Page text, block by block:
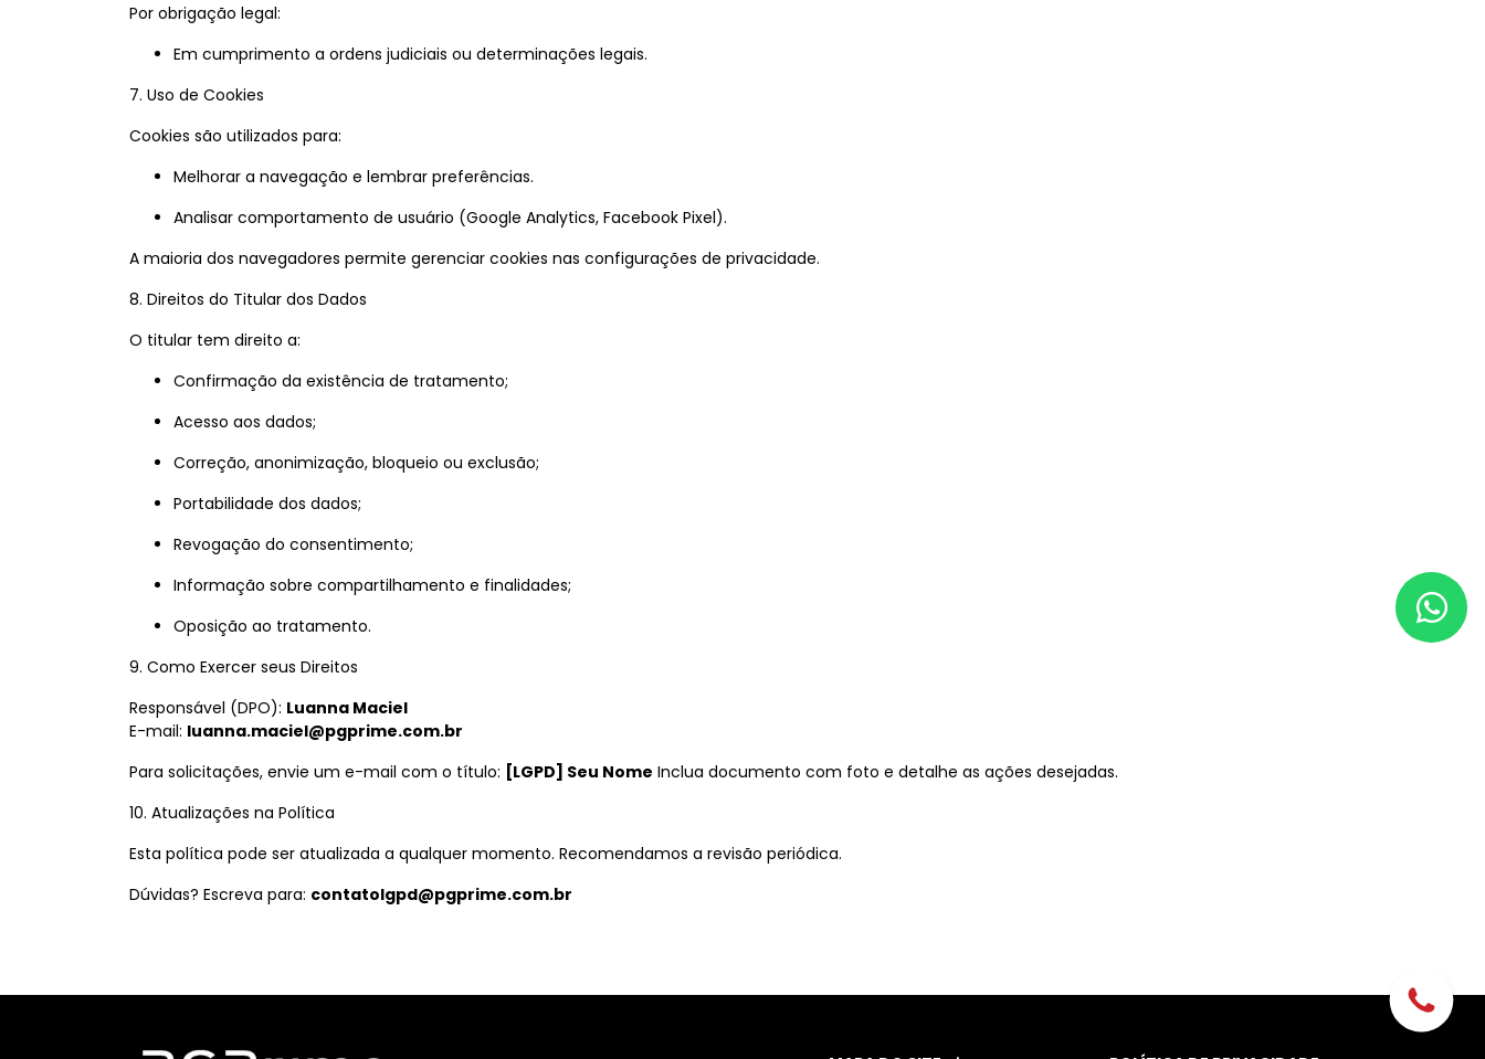
Por obrigação legal:
Em cumprimento a ordens judiciais ou determinações legais.
7. Uso de Cookies
Cookies são utilizados para:
Melhorar a navegação e lembrar preferências.
Analisar comportamento de usuário (Google Analytics, Facebook Pixel).
A maioria dos navegadores permite gerenciar cookies nas configurações de privacidade.
8. Direitos do Titular dos Dados
O titular tem direito a:
Confirmação da existência de tratamento;
Acesso aos dados;
Correção, anonimização, bloqueio ou exclusão;
Portabilidade dos dados;
Revogação do consentimento;
Informação sobre compartilhamento e finalidades;
Oposição ao tratamento.
9. Como Exercer seus Direitos
Responsável (DPO): Luanna Maciel
E-mail: luanna.maciel@pgprime.com.br
Para solicitações, envie um e-mail com o título: [LGPD] Seu Nome Inclua documento com foto e detalhe as ações desejadas.
10. Atualizações na Política
Esta política pode ser atualizada a qualquer momento. Recomendamos a revisão periódica.
Dúvidas? Escreva para: contatolgpd@pgprime.com.br